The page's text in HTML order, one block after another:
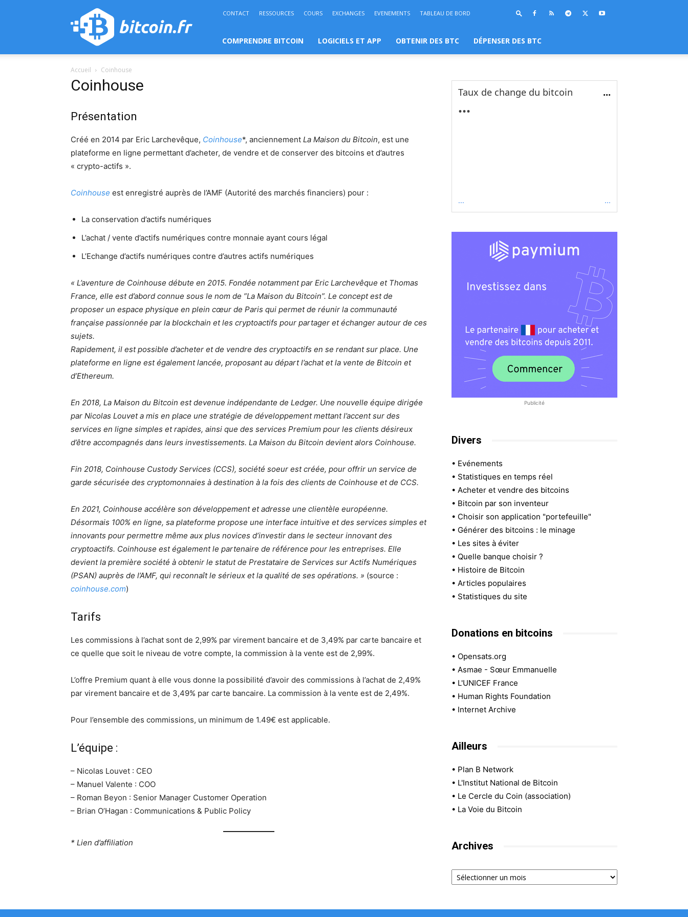
bitcoin.fr
CONTACT RESSOURCES COURS EXCHANGES EVENEMENTS TABLEAU DE BORD
COMPRENDRE BITCOIN LOGICIELS ET APP OBTENIR DES BTC DÉPENSER DES BTC
Accueil Coinhouse
Coinhouse
Présentation
Créé en 2014 par Eric Larchevêque, Coinhouse*, anciennement La Maison du Bitcoin, est une
plateforme en ligne permettant d’acheter, de vendre et de conserver des bitcoins et d’autres
« crypto-actifs ».
Coinhouse est enregistré auprès de l’AMF (Autorité des marchés financiers) pour :
La conservation d’actifs numériques
L’achat / vente d’actifs numériques contre monnaie ayant cours légal
L’Echange d’actifs numériques contre d’autres actifs numériques
« L’aventure de Coinhouse débute en 2015. Fondée notamment par Eric Larchevêque et Thomas
France, elle est d’abord connue sous le nom de ”La Maison du Bitcoin”. Le concept est de
proposer un espace physique en plein cœur de Paris qui permet de réunir la communauté
française passionnée par la blockchain et les cryptoactifs pour partager et échanger autour de ces
sujets.
Rapidement, il est possible d’acheter et de vendre des cryptoactifs en se rendant sur place. Une
plateforme en ligne est également lancée, proposant au départ l’achat et la vente de Bitcoin et
d’Ethereum.
En 2018, La Maison du Bitcoin est devenue indépendante de Ledger. Une nouvelle équipe dirigée
par Nicolas Louvet a mis en place une stratégie de développement mettant l’accent sur des
services en ligne simples et rapides, ainsi que des services Premium pour les clients désireux
d’être accompagnés dans leurs investissements. La Maison du Bitcoin devient alors Coinhouse.
Fin 2018, Coinhouse Custody Services (CCS), société soeur est créée, pour offrir un service de
garde sécurisée des cryptomonnaies à destination à la fois des clients de Coinhouse et de CCS.
En 2021, Coinhouse accélère son développement et adresse une clientèle européenne.
Désormais 100% en ligne, sa plateforme propose une interface intuitive et des services simples et
innovants pour permettre même aux plus novices d’investir dans le secteur innovant des
cryptoactifs. Coinhouse est également le partenaire de référence pour les entreprises. Elle
devient la première société à obtenir le statut de Prestataire de Services sur Actifs Numériques
(PSAN) auprès de l’AMF, qui reconnaît le sérieux et la qualité de ses opérations. » (source :
coinhouse.com)
Tarifs
Les commissions à l’achat sont de 2,99% par virement bancaire et de 3,49% par carte bancaire et
ce quelle que soit le niveau de votre compte, la commission à la vente est de 2,99%.
L’offre Premium quant à elle vous donne la possibilité d’avoir des commissions à l’achat de 2,49%
par virement bancaire et de 3,49% par carte bancaire. La commission à la vente est de 2,49%.
Pour l’ensemble des commissions, un minimum de 1.49€ est applicable.
L’équipe :
– Nicolas Louvet : CEO
– Manuel Valente : COO
– Roman Beyon : Senior Manager Customer Operation
– Brian O’Hagan : Communications & Public Policy
* Lien d’affiliation
Taux de change du bitcoin ...
...
... ...
Publicité
Divers
• Evénements
• Statistiques en temps réel
• Acheter et vendre des bitcoins
• Bitcoin par son inventeur
• Choisir son application "portefeuille"
• Générer des bitcoins : le minage
• Les sites à éviter
• Quelle banque choisir ?
• Histoire de Bitcoin
• Articles populaires
• Statistiques du site
Donations en bitcoins
• Opensats.org
• Asmae - Sœur Emmanuelle
• L'UNICEF France
• Human Rights Foundation
• Internet Archive
Ailleurs
• Plan B Network
• L'Institut National de Bitcoin
• Le Cercle du Coin (association)
• La Voie du Bitcoin
Archives
Archives